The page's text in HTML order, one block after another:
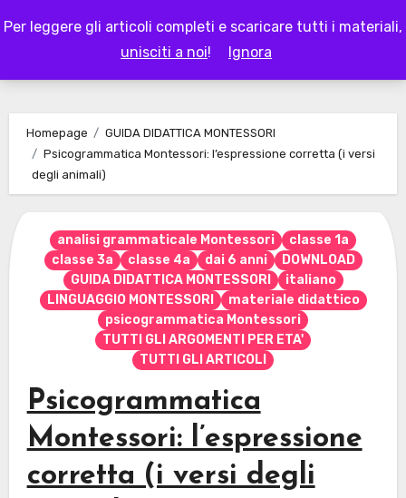
Per leggere gli articoli completi e scaricare tutti i materiali,
unisciti a noi! Ignora
to
LAPAPPADOLCE
Homepage
GUIDA DIDATTICA MONTESSORI
Psicogrammatica Montessori: l’espressione corretta (i versi
degli animali)
analisi grammaticale Montessori
classe 1a
classe 3a
classe 4a dai 6 anni
DOWNLOAD
GUIDA DIDATTICA MONTESSORI
italiano
LINGUAGGIO MONTESSORI
materiale didattico
psicogrammatica Montessori
TUTTI GLI ARGOMENTI PER ETA'
TUTTI GLI ARTICOLI
Psicogrammatica
Montessori: l’espressione
corretta (i versi degli